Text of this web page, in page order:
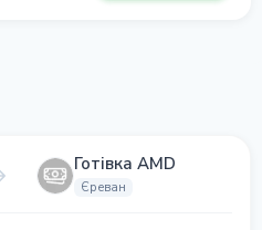
Готівка AMD
Єреван